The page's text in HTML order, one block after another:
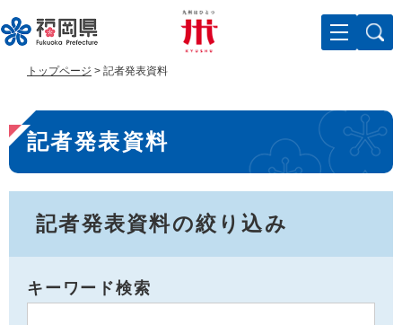
ー
ジ
で
す
ニ
ュ
ば
し
トップページ > 記者発表資料
本
文
記者発表資料
記者発表資料の絞り込み
キーワード検索